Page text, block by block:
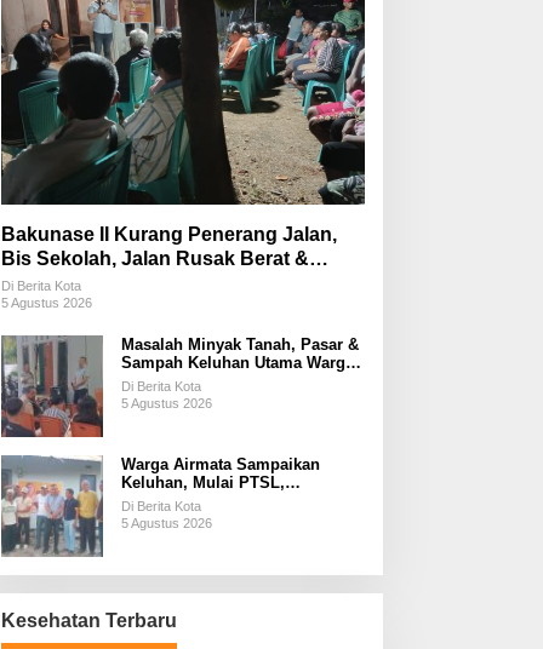
Bakunase II Kurang Penerang Jalan,
Bis Sekolah, Jalan Rusak Berat &
Susah Pupuk Subsidi
Di Berita Kota
5 Agustus 2026
Masalah Minyak Tanah, Pasar &
Sampah Keluhan Utama Warga
Airnona
Di Berita Kota
5 Agustus 2026
Warga Airmata Sampaikan
Keluhan, Mulai PTSL,
Ketersediaan Minyak Tanah &
Lahan Pemakaman
Di Berita Kota
5 Agustus 2026
Kesehatan Terbaru